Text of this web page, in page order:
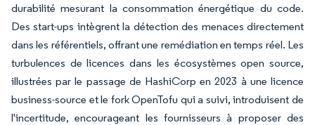
durabilité mesurant la consommation énergétique du code.
Des start-ups intègrent la détection des menaces directement
dans les référentiels, offrant une remédiation en temps réel. Les
turbulences de licences dans les écosystèmes open source,
illustrées par le passage de HashiCorp en 2023 à une licence
business-source et le fork OpenTofu qui a suivi, introduisent de
l'incertitude, encourageant les fournisseurs à proposer des